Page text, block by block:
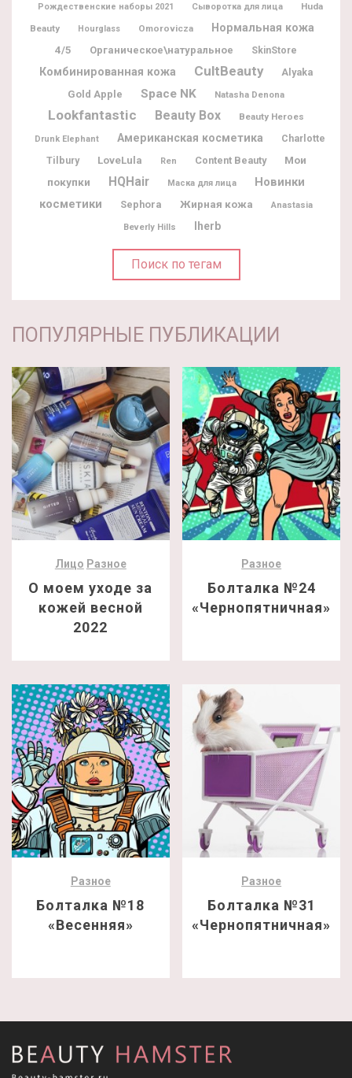
Рождественские наборы 2021 Сыворотка для лица
Huda
Beauty
Hourglass Omorovicza Нормальная кожа
4/5 Органическое\натуральное SkinStore
Комбинированная кожа CultBeauty
Alyaka
Gold Apple
Space NK Natasha Denona
Lookfantastic Beauty Box Beauty Heroes
Drunk Elephant Американская косметика
Charlotte
Tilbury
LoveLula Ren Content Beauty
Мои
покупки
HQHair Маска для лица
Новинки
косметики
Sephora Жирная кожа Anastasia
Beverly Hills Iherb
Поиск по тегам
ПОПУЛЯРНЫЕ ПУБЛИКАЦИИ
Лицо Разное
О моем уходе за
кожей весной
2022
Разное
Болталка №24
«Чернопятничная»
Разное
Болталка №18
«Весенняя»
Разное
Болталка №31
«Чернопятничная»